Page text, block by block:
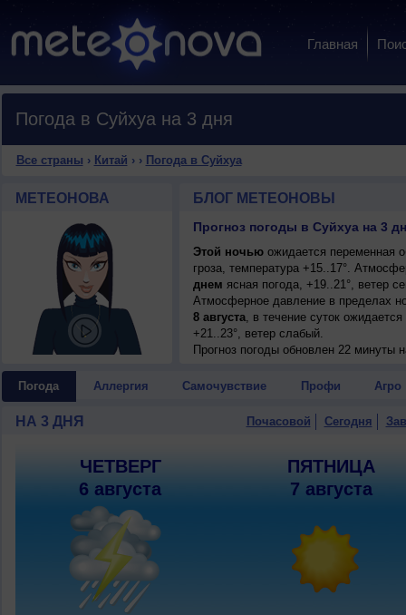
Главная
Погода в Суйхуа на 3 дня
Все страны › Китай › › Погода в Суйхуа
МЕТЕОНОВА БЛОГ МЕТЕОНОВЫ
Прогноз погоды в Суйхуа на 3
Этой ночьюожидается переменная
гроза, температура +15..17°.
днем ясная погода, +19..21°, ветер
Атмосферное давление в пределах
8 августа, в течение суток
+21..23°, ветер слабый.
Прогноз погоды обновлен 22 минуты
Погода Аллергия Самочувствие Профи Агро
НА 3 ДНЯ Почасовой Сегодня
ЧЕТВЕРГ
6 августа
ПЯТНИЦА
7 августа